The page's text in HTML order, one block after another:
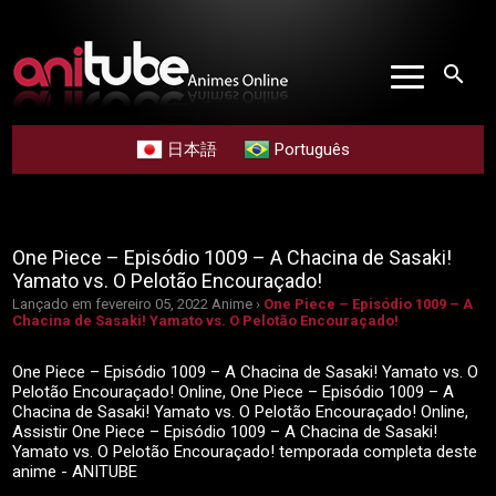
search
日本語 Português
One Piece – Episódio 1009 – A Chacina de Sasaki!
Yamato vs. O Pelotão Encouraçado!
Lançado em fevereiro 05, 2022 Anime › One Piece – Episódio 1009 – A
Chacina de Sasaki! Yamato vs. O Pelotão Encouraçado!
One Piece – Episódio 1009 – A Chacina de Sasaki! Yamato vs. O
Pelotão Encouraçado! Online, One Piece – Episódio 1009 – A
Chacina de Sasaki! Yamato vs. O Pelotão Encouraçado! Online,
Assistir One Piece – Episódio 1009 – A Chacina de Sasaki!
Yamato vs. O Pelotão Encouraçado! temporada completa deste
anime - ANITUBE